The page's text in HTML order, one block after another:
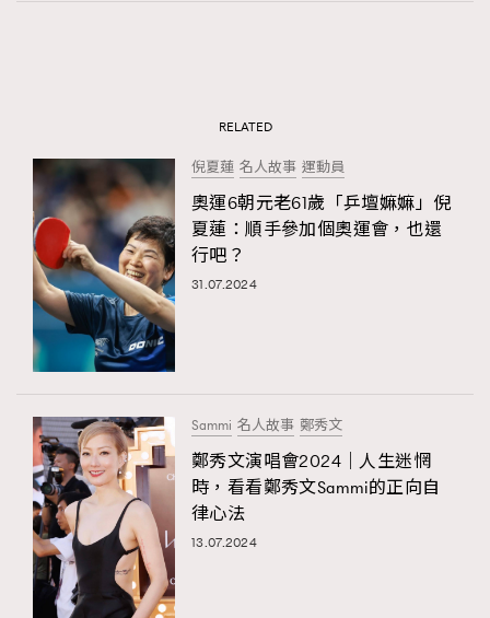
RELATED
倪夏蓮 名人故事 運動員
奧運6朝元老61歲「乒壇嫲嫲」倪
夏蓮：順手參加個奧運會，也還
行吧？
31.07.2024
Sammi 名人故事 鄭秀文
鄭秀文演唱會2024｜人生迷惘
時，看看鄭秀文Sammi的正向自
律心法
13.07.2024